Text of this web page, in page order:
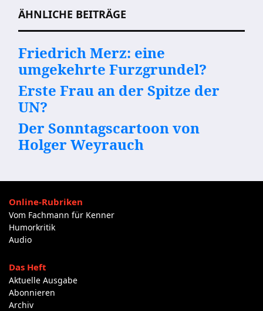
ÄHNLICHE BEITRÄGE
Friedrich Merz: eine
umgekehrte Furzgrundel?
Erste Frau an der Spitze der
UN?
Der Sonntagscartoon von
Holger Weyrauch
Online-Rubriken
Vom Fachmann für Kenner
Humorkritik
Audio
Das Heft
Aktuelle Ausgabe
Abonnieren
Archiv